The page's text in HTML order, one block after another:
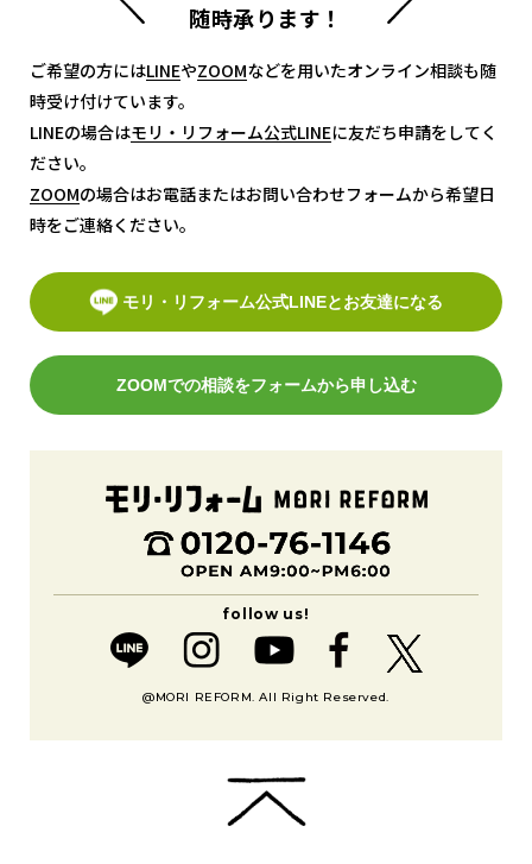
随時承ります！
ご希望の方にはLINE
LINEやZOOM
ZOOMなどを用いたオンライン相談も随
時受け付けています。
LINEの場合はモリ・リフォーム公式LINE
モリ・リフォーム公式LINEに友だち申請をしてく
ださい。
ZOOM
ZOOMの場合はお電話またはお問い合わせフォームから希望日
時をご連絡ください。
モリ・リフォーム公式LINEとお友達になる
ZOOMでの相談をフォームから申し込む
@MORI REFORM. All Right Reserved.